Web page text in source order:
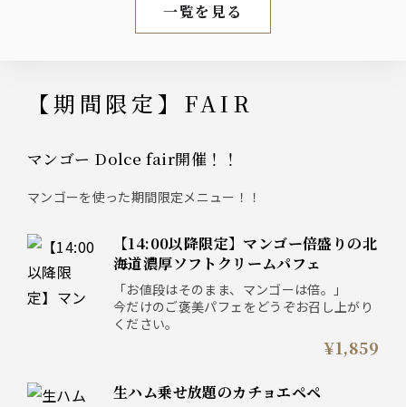
新着情報
一覧を見る
【期間限定】FAIR
マンゴー Dolce fair開催！！
マンゴーを使った期間限定メニュー！！
【14:00以降限定】マンゴー倍盛りの北
海道濃厚ソフトクリームパフェ
「お値段はそのまま、マンゴーは倍。」
今だけのご褒美パフェをどうぞお召し上がり
ください。
¥1,859
生ハム乗せ放題のカチョエペペ